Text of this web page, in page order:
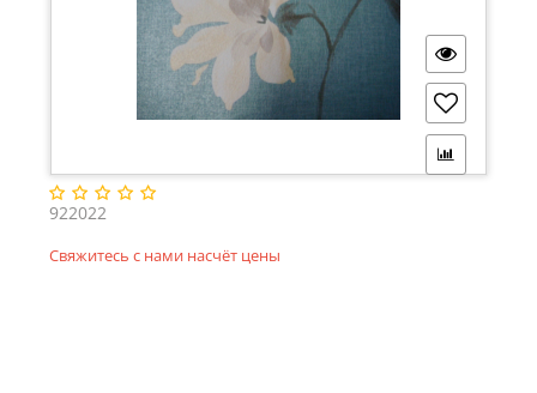
922022
Свяжитесь с нами насчёт цены